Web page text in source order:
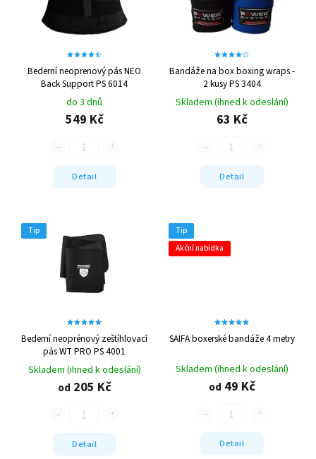
Bederní neoprenový pás NEO
Back Support PS 6014
do 3 dnů
549 Kč
Detail
Bandáže na box boxing wraps -
2 kusy PS 3404
Skladem (ihned k odeslání)
63 Kč
Detail
Tip
Bederní neoprénový zeštíhlovací
pás WT PRO PS 4001
Skladem (ihned k odeslání)
od 205 Kč
Detail
Tip
Akční nabídka
SAIFA boxerské bandáže 4 metry
Skladem (ihned k odeslání)
od 49 Kč
Detail